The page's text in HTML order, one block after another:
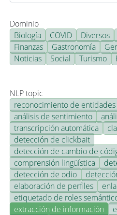
Dominio
Biología
COVID Diversos
Finanzas
Gastronomía
Noticias
Social Turismo
NLP topic
reconocimiento de
análisis de sentimiento
transcripción automática
detección de clickbait
detección de cambio de
comprensión lingüística
detección de odio
elaboración de perfiles
etiquetado de roles
extracción de información